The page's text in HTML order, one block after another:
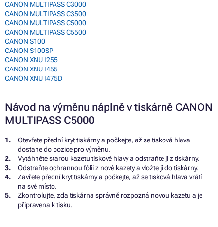
CANON MULTIPASS C3000
CANON MULTIPASS C3500
CANON MULTIPASS C5000
CANON MULTIPASS C5500
CANON S100
CANON S100SP
CANON XNU I255
CANON XNU I455
CANON XNU I475D
Návod na výměnu náplně v tiskárně CANON
MULTIPASS C5000
Otevřete přední kryt tiskárny a počkejte, až se tisková hlava
dostane do pozice pro výměnu.
Vytáhněte starou kazetu tiskové hlavy a odstraňte ji z tiskárny.
Odstraňte ochrannou fólii z nové kazety a vložte ji do tiskárny.
Zavřete přední kryt tiskárny a počkejte, až se tisková hlava vrátí
na své místo.
Zkontrolujte, zda tiskárna správně rozpozná novou kazetu a je
připravena k tisku.